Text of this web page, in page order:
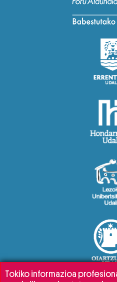
Tokiko informazioa